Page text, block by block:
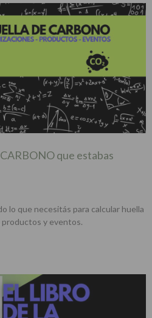
que estabas
lo que necesitás para calcular huella
productos y eventos.